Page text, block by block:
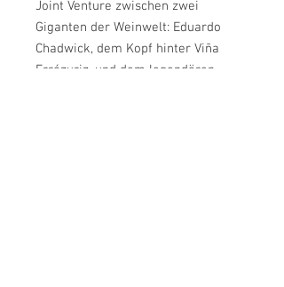
Joint Venture zwischen zwei
Giganten der Weinwelt: Eduardo
Chadwick, dem Kopf hinter Viña
Errázuriz, und dem legendären